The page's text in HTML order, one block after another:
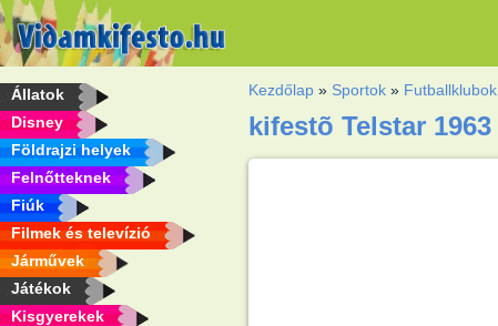
Állatok
Disney
Földrajzi helyek
Felnőtteknek
Fiúk
Filmek és televízió
Járművek
Játékok
Kisgyerekek
Kezdőlap » Sportok » Futballklubok
kifestõ Telstar 1963